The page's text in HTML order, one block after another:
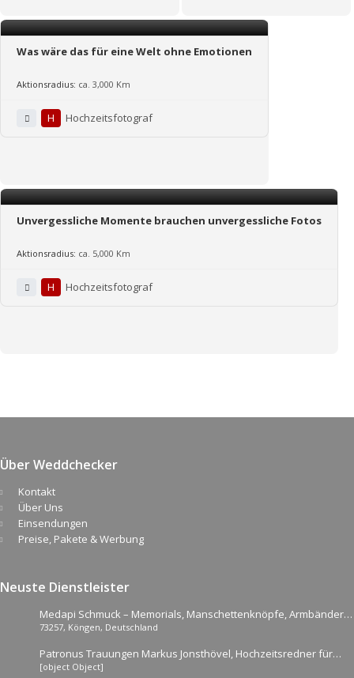
Was wäre das für eine Welt ohne Emotionen
Aktionsradius: ca. 3,000 Km
H Hochzeitsfotograf
Unvergessliche Momente brauchen unvergessliche Fotos
Aktionsradius: ca. 5,000 Km
H Hochzeitsfotograf
Über Weddchecker
Kontakt
Über Uns
Einsendungen
Preise, Pakete & Werbung
Neuste Dienstleister
Medapi Schmuck – Memorials, Manschettenknöpfe, Armbänder
alles nach Wunsch mit Bild oder Text
73257, Köngen, Deutschland
Patronus Trauungen Markus Jonsthövel, Hochzeitsredner für
NRW und weiter
[object Object]